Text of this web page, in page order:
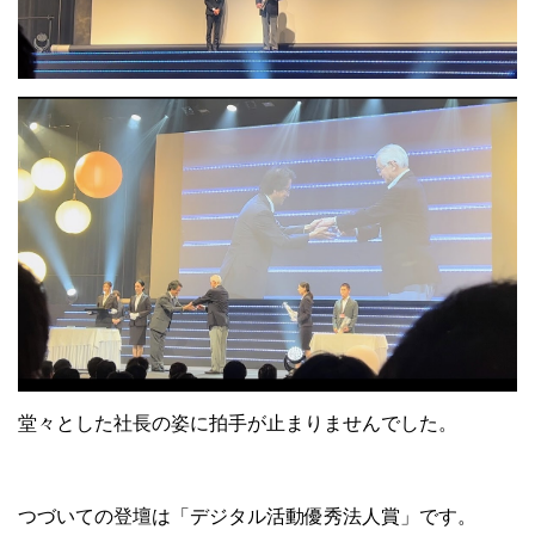
堂々とした社長の姿に拍手が止まりませんでした。
つづいての登壇は「デジタル活動優秀法人賞」です。